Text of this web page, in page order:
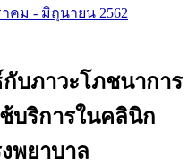
คม - มิถุนายน 2562
บภาวะโภชนาการ
บริการในคลินิก
พยาบาล